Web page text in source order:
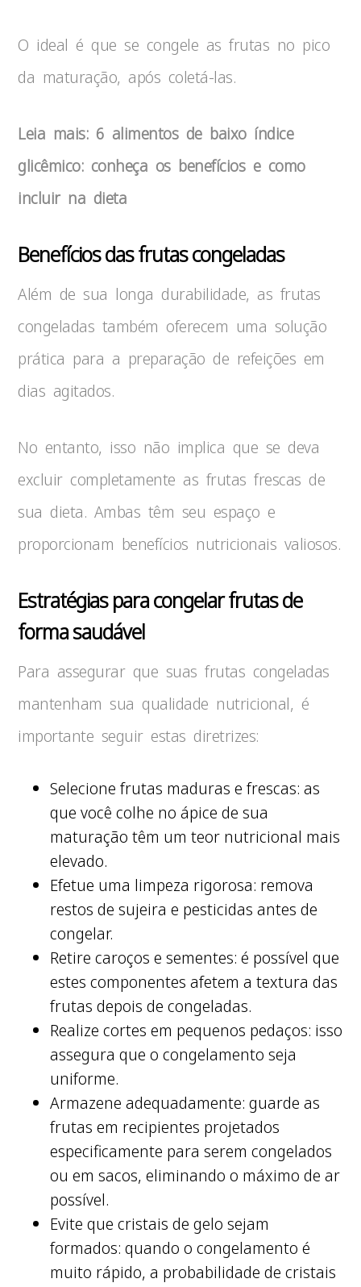
O ideal é que se congele as frutas no pico
da maturação, após coletá-las.
Leia mais: 6 alimentos de baixo índice
glicêmico: conheça os benefícios e como
incluir na dieta
Benefícios das frutas congeladas
Além de sua longa durabilidade, as frutas
congeladas também oferecem uma solução
prática para a preparação de refeições em
dias agitados.
No entanto, isso não implica que se deva
excluir completamente as frutas frescas de
sua dieta. Ambas têm seu espaço e
proporcionam benefícios nutricionais valiosos.
Estratégias para congelar frutas de
forma saudável
Para assegurar que suas frutas congeladas
mantenham sua qualidade nutricional, é
importante seguir estas diretrizes:
Selecione frutas maduras e frescas: as
que você colhe no ápice de sua
maturação têm um teor nutricional mais
elevado.
Efetue uma limpeza rigorosa: remova
restos de sujeira e pesticidas antes de
congelar.
Retire caroços e sementes: é possível que
estes componentes afetem a textura das
frutas depois de congeladas.
Realize cortes em pequenos pedaços: isso
assegura que o congelamento seja
uniforme.
Armazene adequadamente: guarde as
frutas em recipientes projetados
especificamente para serem congelados
ou em sacos, eliminando o máximo de ar
possível.
Evite que cristais de gelo sejam
formados: quando o congelamento é
muito rápido, a probabilidade de cristais